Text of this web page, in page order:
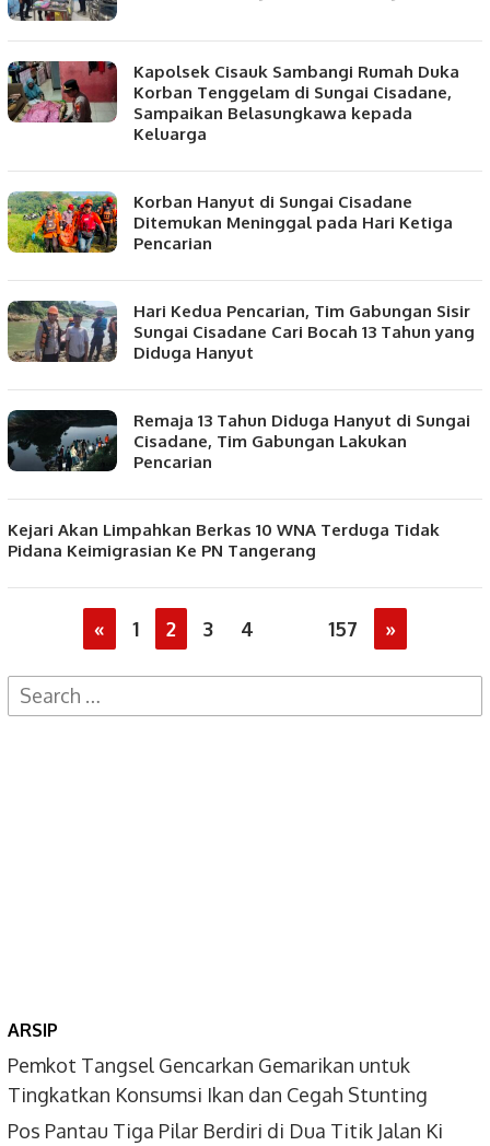
Kapolsek Cisauk Sambangi Rumah Duka
Korban Tenggelam di Sungai Cisadane,
Sampaikan Belasungkawa kepada
Keluarga
Korban Hanyut di Sungai Cisadane
Ditemukan Meninggal pada Hari Ketiga
Pencarian
Hari Kedua Pencarian, Tim Gabungan Sisir
Sungai Cisadane Cari Bocah 13 Tahun yang
Diduga Hanyut
Remaja 13 Tahun Diduga Hanyut di Sungai
Cisadane, Tim Gabungan Lakukan
Pencarian
Kejari Akan Limpahkan Berkas 10 WNA Terduga Tidak
Pidana Keimigrasian Ke PN Tangerang
« 1 2 3 4 157 »
Search
for:
ARSIP
Pemkot Tangsel Gencarkan Gemarikan untuk
Tingkatkan Konsumsi Ikan dan Cegah Stunting
Pos Pantau Tiga Pilar Berdiri di Dua Titik Jalan Ki